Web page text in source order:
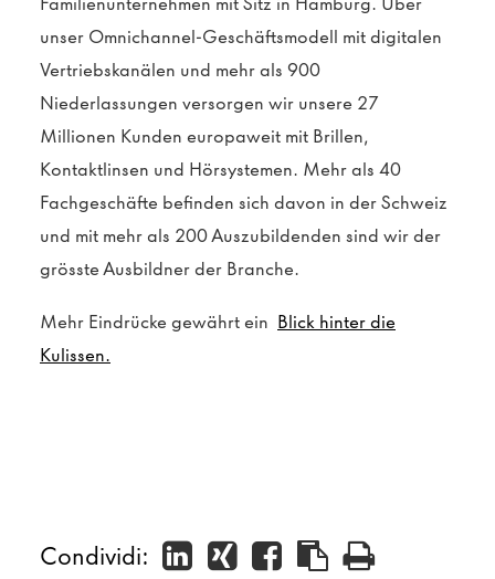
unser Omnichannel-Geschäftsmodell mit digitalen
Vertriebskanälen und mehr als 900
Niederlassungen versorgen wir unsere 27
Millionen Kunden europaweit mit Brillen,
Kontaktlinsen und Hörsystemen. Mehr als 40
Fachgeschäfte befinden sich davon in der Schweiz
und mit mehr als 200 Auszubildenden sind wir der
grösste Ausbildner der Branche.
Mehr Eindrücke gewährt ein Blick hinter die
Kulissen.
Condividi: